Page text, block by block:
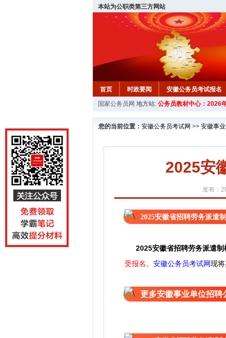
本站为公职类第三方网站
首页 时政要闻 安徽公务员考试报名
安徽公务员行测试题 在线咨询 教材
国家公务员网 地方站: 公务员教材中心：2026
您的当前位置： 安徽公务员考试网 >> 安徽事
2025安
发布：
2025安徽省招聘劳务派遣
2025安徽省招聘劳务派遣
受报名。 安徽公务员考试网现将
更多安徽事业单位招聘